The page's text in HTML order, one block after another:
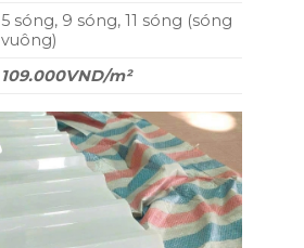
5 sóng, 9 sóng, 11 sóng (sóng
vuông)
109.000VND/m²